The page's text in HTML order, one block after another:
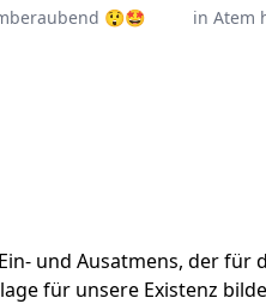
😲🤩 in Atem
und Ausatmens, der
für unsere Existenz